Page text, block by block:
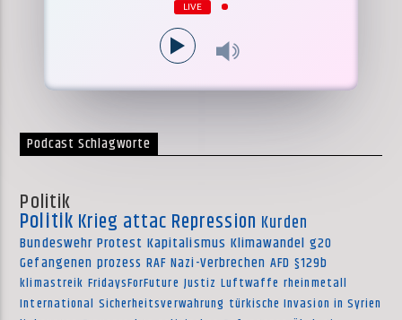
LIVE
Podcast Schlagworte
Politik
Politik Krieg attac Repression Kurden
Bundeswehr Protest Kapitalismus Klimawandel g20
Gefangenen prozess RAF Nazi-Verbrechen AFD §129b
klimastreik FridaysForFuture Justiz Luftwaffe rheinmetall
International Sicherheitsverwahrung türkische Invasion in Syrien